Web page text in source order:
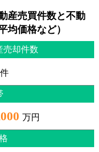
産売買件数と不動
均価格など）
売却件数
件
万円